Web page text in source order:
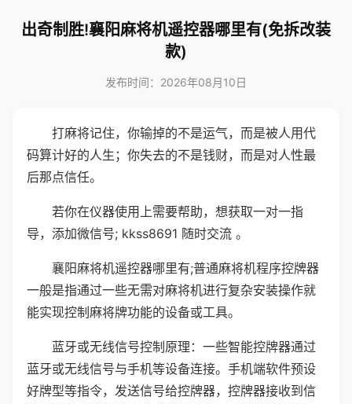
出奇制胜!襄阳麻将机遥控器哪里有(免拆改装
款)
发布时间：2026年08月10日
打麻将记住，你输掉的不是运气，而是被人用代
码算计好的人生；你失去的不是钱财，而是对人性最
后那点信任。
若你在仪器使用上需要帮助，想获取一对一指
导，添加微信号; kkss8691 随时交流 。
襄阳麻将机遥控器哪里有;普通麻将机程序控牌器
一般是指通过一些无需对麻将机进行复杂安装操作就
能实现控制麻将牌功能的设备或工具。
蓝牙或无线信号控制原理：一些智能控牌器通过
蓝牙或无线信号与手机等设备连接。手机端软件预设
好牌型等指令，发送信号给控牌器，控牌器接收到信